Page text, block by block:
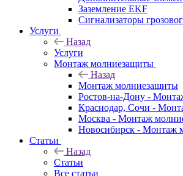
Заземление EKF
Сигнализаторы
Услуги
Назад
Услуги
Монтаж молниезащиты
Назад
Монтаж молниезащиты
Ростов-на-Дону -
Краснодар, Сочи -
Москва - Монтаж
Новосибирск - Монтаж
Статьи
Назад
Статьи
Все статьи